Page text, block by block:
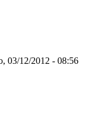
03/12/2012 - 08:56